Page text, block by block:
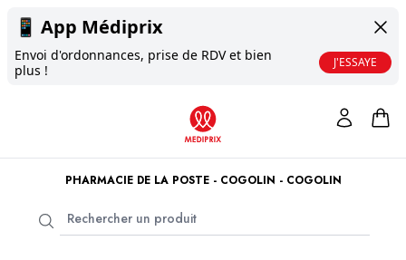
📱 App Médiprix
Envoi d'ordonnances, prise de RDV et bien
plus !
J'ESSAYE
PHARMACIE DE LA POSTE - COGOLIN - COGOLIN